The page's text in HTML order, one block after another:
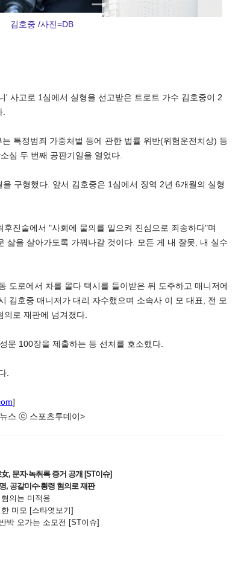
url 복
김호중 /사진=DB
' 사고로 1심에서 실형을 선고받은 트로트 가수 김호중이 2
특정범죄 가중처벌 등에 관한 법률 위반(위험운전치상) 등
심 두 번째 공판기일을 열었다.
구형했다. 앞서 김호중은 1심에서 징역 2년 6개월의 실형
진술에서 "사회에 물의를 일으켜 진심으로 죄송하다"며
삶을 살아가도록 가꿔나갈 것이다. 모든 게 내 잘못, 내 실수
도로에서 차를 몰다 택시를 들이받은 뒤 도주하고 매니저에
김호중 매니저가 대리 자수했으며 소속사 이 모 대표, 전 모
로 재판에 넘겨졌다.
문 100장을 제출하는 등 선처를 호소했다.
.
]
스 ⓒ 스포츠투데이>
, 문자·녹취록 증거 공개 [ST이슈]
, 공갈미수·횡령 혐의로 재판
의는 미적용
미모 [스타엿보기]
박 오가는 소모전 [ST이슈]